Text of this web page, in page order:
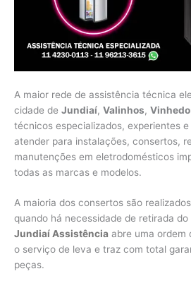
A maior rede de assistência técnica
cidade de Jundiaí, Valinhos, Vinhedo
técnicos especializados, experientes
atender para instalações, consertos,
manutenções em eletrodomésticos
todas as marcas e modelos.
A maioria dos consertos são
quando há necessidade de retirada
Jundiaí Assistência abre uma ordem
o serviço de leva e traz com total
peças.